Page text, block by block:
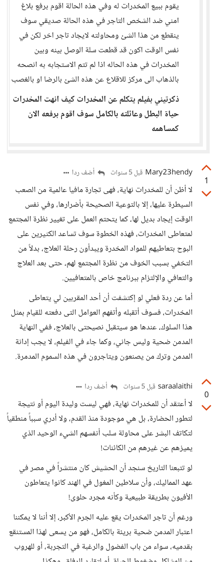
يقوم ببيع المخدرات له وفي هذه الحالة اقوم برفع بلاغ
امني ضد الشخص التاجر في هذه الحالة صديقي سوف
ينقطع من هذا الشئ ومحاولته لايجاد تاجر اخر لكن في
نفس الوقت اكون قد قطعت سلة الوصل بينه وبين
المخدرات في هذه الحاله اذا لم تتم الاستجابه به انصحه
بالذهاب الى مركز للاقلاع عن هذه الشئ بالرضا او بالغصب
ذكرتيني بفيلم يتكلم عن المخدرات كيف انهت المخدرات
حياة البطل وعائلته بالكامل سوف اقوم برفعه الان
كمساهمه
1
Mary23hendy قبل 5 سنوات أضف ردا
لا أظن أن للمخدرات نهاية، فهى تجارة مافيا عالمية من الصعب
السيطرة عليها، إلا بالتوعية الصحيحة بأضرارها، وفي نفس
الوقت إيجاد بديل لها، كما يتحتم العمل على تغيير نظرة المجتمع
لمتعاطى المخدرات، فهذه الخطوة سوف تساعد الكثيرين على
البوح بتعاطيهم للمواد المخدرة ويبدأون رحلة العلاج، بدلاً من
التخفي بسبب الخوف من نظرة المجتمع لهم، حتى بعد العلاج
والتعافي والإلتزام ببرنامج خاص بالمتعافيين.
أما عن ردة فعلي لو إكتشفت أن أحد المقربين لي يتعاطى
المخدرات، فسوف أتقبله وأتفهم العوامل التى دفعته للقيام بمثل
هذا السلوك، عندها هو سيتقبل نصيحتى بالعلاج، ففي النهاية
المدمن ضحية وليس جاني، وكما جاء في الفيلم، لا يجب إدانة
المدمن وترك من يصنعون ويتاجرون في هذه السموم المدمرة.
0
saraalaithi قبل 5 سنوات أضف ردا
لا أعتقد أن للمخدرات نهاية، فهي ليست وليدة اليوم أو نتيجة
لتطور الحضارة، بل هي موجودة منذ القدم، ولا أدري سبباً منطقياً
لتكاتف البشر على محاولة سلب أنفسهم الشيء الوحيد الذي
يميزهم عن غيرهم من الكائنات!
لو تتبعنا التاريخ سنجد أن الحشيش كان منتشراً في مصر في
عهد المماليك، وأن سلاطين المغول في الهند كانوا يتعاطون
الأفيون بطريقة طبيعية وكأنه مجرد حلوى!
ورغم أن تاجر المخدرات يقع عليه الجرم الأكبر، إلا أننا لا يمكننا
اعتبار المدمن ضحية بريئة بالكامل، فهو من يسعى لهذا المستنقع
بقدميه، سواء من باب الفضول والرغبة في التجربة، أو للهروب